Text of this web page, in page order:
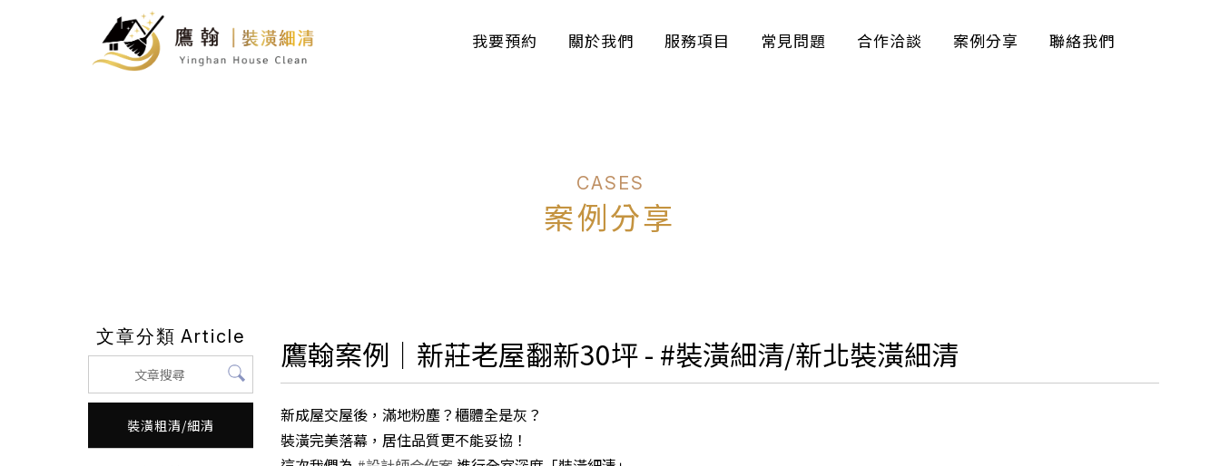
我要預約 關於我們 服務項目 常見問題 合作洽談 案例分享 聯絡我們
案例分享
文章分類 Article
裝潢粗清/細清
鷹翰案例｜新莊老屋翻新30坪 - #裝潢細清/新北裝潢細清
新成屋交屋後，滿地粉塵？櫃體全是灰？
裝潢完美落幕，居住品質更不能妥協！